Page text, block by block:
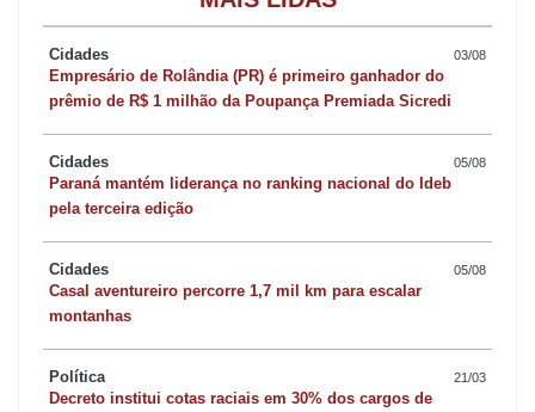
Cidades 03/08
Empresário de Rolândia (PR) é primeiro ganhador do
prêmio de R$ 1 milhão da Poupança Premiada Sicredi
Cidades 05/08
Paraná mantém liderança no ranking nacional do Ideb
pela terceira edição
Cidades 05/08
Casal aventureiro percorre 1,7 mil km para escalar
montanhas
Política 21/03
Decreto institui cotas raciais em 30% dos cargos de